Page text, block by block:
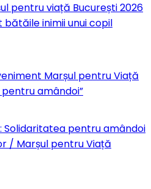
pentru viață București 2026
inimii unui copil
Marșul pentru Viață
amândoi”
Solidaritatea pentru amândoi
/ Marșul pentru Viață